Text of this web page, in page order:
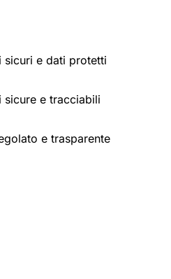
sicuri e dati protetti
sicure e tracciabili
e trasparente